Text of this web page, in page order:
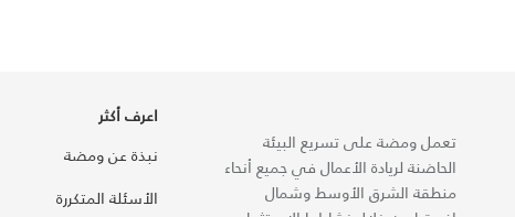
تعمل ومضة على تسريع البيئة
الحاضنة لريادة الأعمال في جميع أنحاء
منطقة الشرق الأوسط وشمال
اعرف أكثر
نبذة عن ومضة
الأسئلة المتكررة